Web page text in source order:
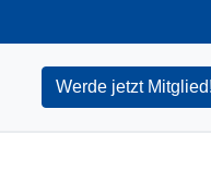
Werde jetzt Mitglied!